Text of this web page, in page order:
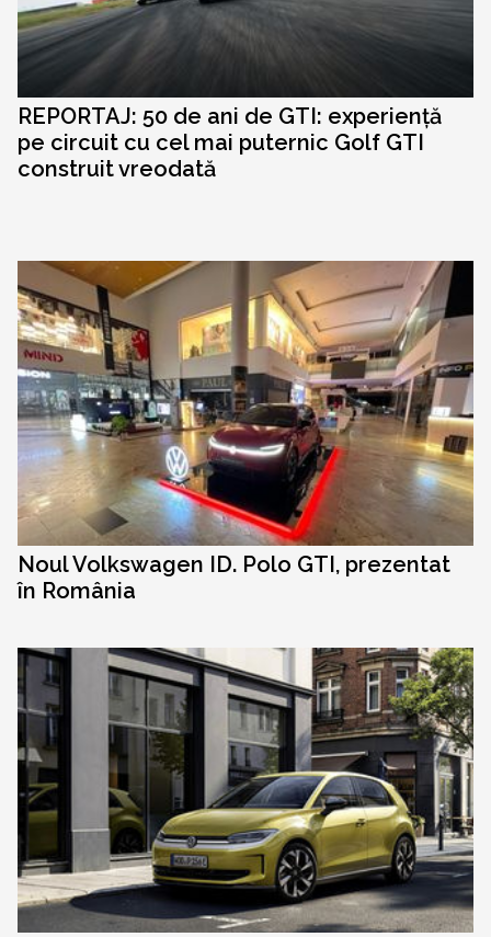
REPORTAJ: 50 de ani de GTI: experiență
pe circuit cu cel mai puternic Golf GTI
construit vreodată
Noul Volkswagen ID. Polo GTI, prezentat
în România